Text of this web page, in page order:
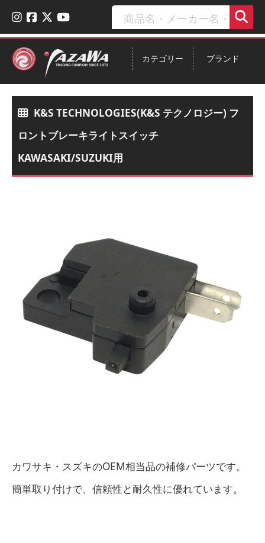
ブランド
カテゴリー
K&S TECHNOLOGIES(K&S テクノロジー) フ
ロントブレーキライトスイッチ
KAWASAKI/SUZUKI用
カワサキ・スズキのOEM相当品の補修パーツです。
簡単取り付けで、信頼性と耐久性に優れています。